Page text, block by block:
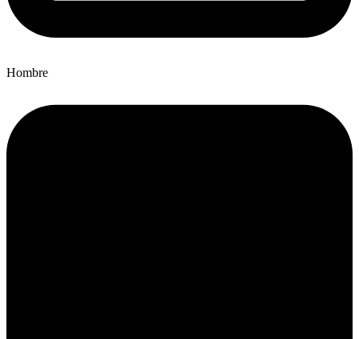
Hombre